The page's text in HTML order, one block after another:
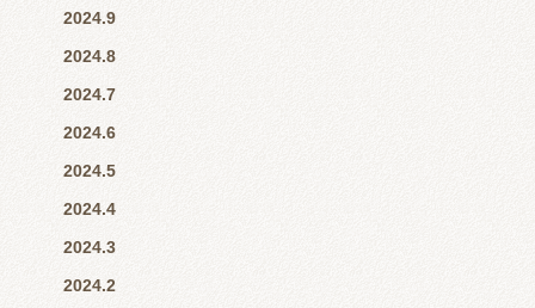
2024.9
2024.8
2024.7
2024.6
2024.5
2024.4
2024.3
2024.2